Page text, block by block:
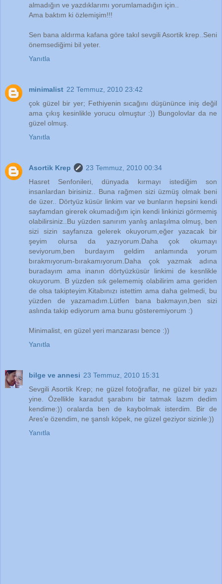
almadığın ve yazdıklarımı yorumlamadığın için..
Ama baktım ki özlemişim!!!
Sen bana aldırma kafana göre takıl sevgili Asortik krep..Seni
önemsediğimi bil yeter.
Yanıtla
minimalist 22 Temmuz, 2010 23:42
çok güzel bir yer; Fethiyenin sıcağını düşününce iniş değil
ama çıkış kesinlikle yorucu olmuştur :)) Bungolovlar da ne
güzel olmuş.
Yanıtla
Asortik Krep
23 Temmuz, 2010 00:34
Hasret Senfonileri, dünyada kırmayı istediğim son
insanlardan birisiniz.. Buna rağmen sizi üzmüş olmak beni
de üzer.. Dörtyüz küsür linkim var ve bunların hepsini kendi
sayfamdan girerek okumadığım için kendi linkinizi görmemiş
olabilirsiniz..Bu yüzden sanırım yanlış anlaşılma olmuş, ben
sizi sizin sayfanıza gelerek okuyorum,eğer yazacak bir
şeyim olursa da yazıyorum.Daha çok okumayı
seviyorum,ben burdayım geldim anlamında yorum
bırakmıyorum-bırakamıyorum.Daha çok yazmak adına
buradayım ama inanın dörtyüzküsür linkimi de kesnlikle
okuyorum. B yüzden sık gelememiş olabilirim ama geriden
de olsa takipteyim.Kitabınızı istettim ama daha gelmedi, bu
yüzden de yazamadım.Lütfen bana bakmayın,ben sizi
aslında takip ediyorum ama bunu gösteremiyorum :)
Minimalist, en güzel yeri manzarası bence :))
Yanıtla
bilge ve annesi 23 Temmuz, 2010 15:31
Sevgili Asortik Krep; ne güzel fotoğraflar, ne güzel bir yazı
yine. Özellikle karadut şarabını bir tatmak lazım dedim
kendime:)) oralarda ben de kaybolmak isterdim. Bir de
Ares'e özendim, ne şanslı köpek, ne güzel geziyor sizinle:))
Yanıtla